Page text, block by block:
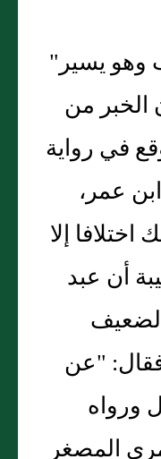
وهو يسير"
الخبر من
في رواية
عمر،
إلا
أن عبد
"عن
ورواه
المصغر